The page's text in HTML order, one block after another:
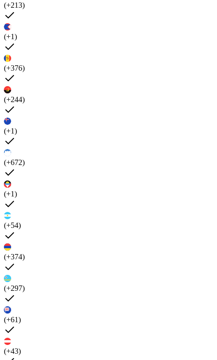
(+213)
(+1)
(+376)
(+244)
(+1)
(+672)
(+1)
(+54)
(+374)
(+297)
(+61)
(+43)